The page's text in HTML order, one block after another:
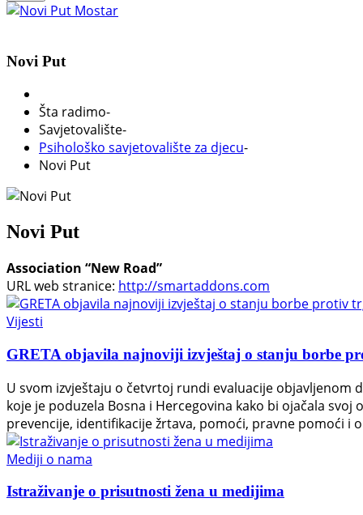
Novi Put
Šta radimo-
Savjetovalište-
Psihološko savjetovalište za djecu-
Novi Put
Novi Put
Association “New Road”
URL web stranice: http://smartaddons.com
Vijesti
GRETA objavila najnoviji izvještaj o stanju borbe
U svom izvještaju o četvrtoj rundi evaluacije objavljenom
koje je poduzela Bosna i Hercegovina kako bi ojačala
prevencije, identifikacije žrtava, pomoći, pravne pomoći i
Mediji o nama
Istraživanje o prisutnosti žena u medijima